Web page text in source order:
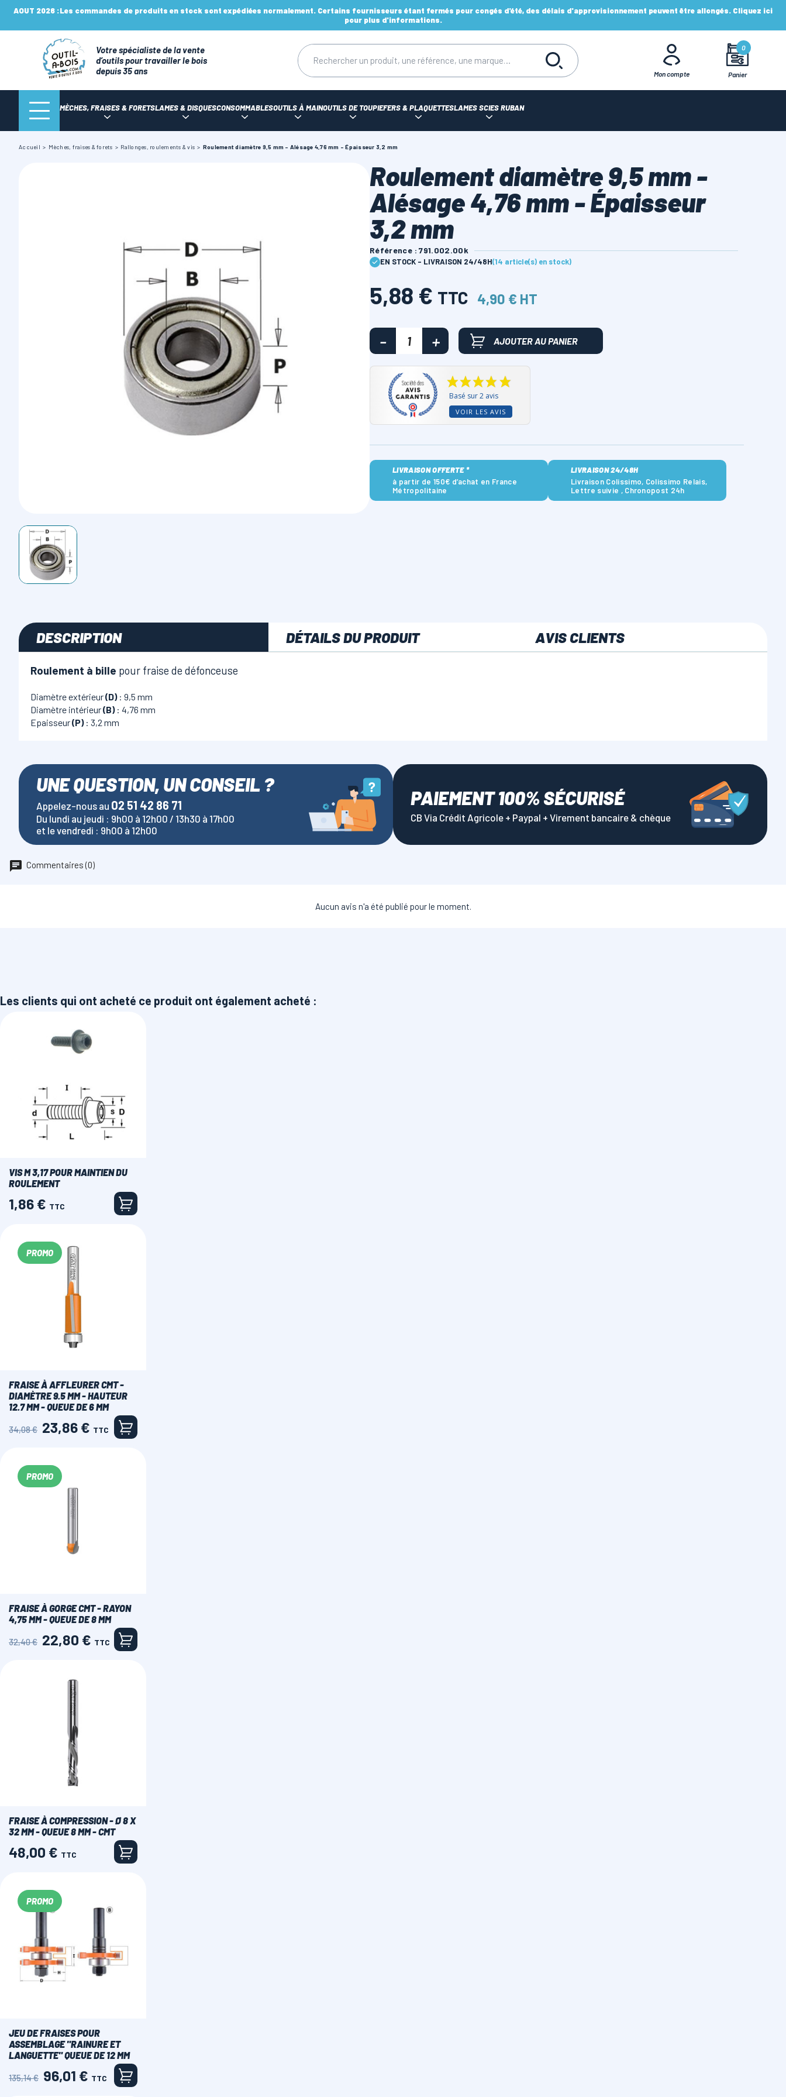
AOUT 2026 :Les commandes de produits en stock sont expédiées normalement. Certains fournisseurs étant fermés pour congés d'été, des délais d'approvisionnement peuvent être allongés. Cliquez ici
pour plus d'informations.
Votre spécialiste de la vente
d’outils pour travailler le bois
depuis 35 ans
Mon compte Panier
0
MÈCHES, FRAISES & FORETSLAMES & DISQUESCONSOMMABLESOUTILS À MAINOUTILS DE TOUPIEFERS & PLAQUETTESLAMES SCIES RUBAN
Accueil Mèches, fraises & forets Rallonges, roulements & vis Roulement diamètre 9,5 mm - Alésage 4,76 mm - Épaisseur 3,2 mm
Roulement diamètre 9,5 mm -
Alésage 4,76 mm - Épaisseur
3,2 mm
Référence : 791.002.00k
EN STOCK - LIVRAISON 24/48H(14 article(s) en stock)
5,88 € TTC 4,90 € HT
AJOUTER AU PANIER
Basé sur 2 avis
VOIR LES AVIS
LIVRAISON OFFERTE *
à partir de 150€ d’achat en France
Métropolitaine
LIVRAISON 24/48H
Livraison Colissimo, Colissimo Relais,
Lettre suivie , Chronopost 24h
DESCRIPTION DÉTAILS DU PRODUIT AVIS CLIENTS
Roulement à bille pour fraise de défonceuse
Diamètre extérieur(D): 9,5 mm
Diamètre intérieur(B): 4,76 mm
Epaisseur(P): 3,2 mm
UNE QUESTION, UN CONSEIL ?
Appelez-nous au 02 51 42 86 71
Du lundi au jeudi : 9h00 à 12h00 / 13h30 à 17h00
et le vendredi : 9h00 à 12h00
PAIEMENT 100% SÉCURISÉ
CB Via Crédit Agricole + Paypal + Virement bancaire & chèque
Commentaires (0)
Aucun avis n'a été publié pour le moment.
Les clients qui ont acheté ce produit ont également acheté :
VIS M 3,17 POUR MAINTIEN DU
ROULEMENT
Prix
1,86 € TTC
PROMO
FRAISE À AFFLEURER CMT -
DIAMÈTRE 9.5 MM - HAUTEUR
12.7 MM - QUEUE DE 6 MM
Prix
34,08 € Prix
23,86 € TTC
PROMO
FRAISE À GORGE CMT - RAYON
4,75 MM - QUEUE DE 8 MM
Prix
32,40 € Prix
22,80 € TTC
FRAISE À COMPRESSION - Ø 8 X
32 MM - QUEUE 8 MM - CMT
Prix
48,00 € TTC
PROMO
JEU DE FRAISES POUR
ASSEMBLAGE "RAINURE ET
LANGUETTE" QUEUE DE 12 MM
Prix
135,14 € Prix
96,01 € TTC